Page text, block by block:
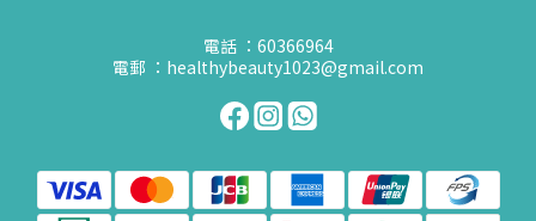
電話 ：60366964
電郵 ：healthybeauty1023@gmail.com